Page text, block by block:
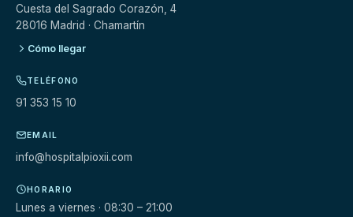
Cuesta del Sagrado Corazón, 4
28016 Madrid · Chamartín
Cómo llegar
TELÉFONO
91 353 15 10
EMAIL
info@hospitalpioxii.com
HORARIO
Lunes a viernes · 08:30 – 21:00